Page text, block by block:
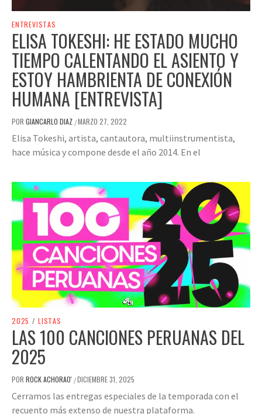
ENTREVISTAS
ELISA TOKESHI: HE ESTADO MUCHO
TIEMPO CALENTANDO EL ASIENTO Y
ESTOY HAMBRIENTA DE CONEXIÓN
HUMANA [ENTREVISTA]
POR GIANCARLO DIAZ /MARZO 27, 2022
Elisa Tokeshi, artista, cantautora, multiinstrumentista,
hace música y compone desde el año 2014. En el
2025 / LISTAS
LAS 100 CANCIONES PERUANAS DEL
2025
POR ROCK ACHORAO' /DICIEMBRE 31, 2025
Cerramos las entregas especiales de la temporada con el
recuento más extenso de nuestra plataforma.